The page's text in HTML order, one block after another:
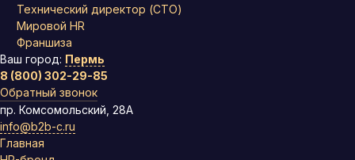
Технический директор (CTO)
Мировой HR
Франшиза
Ваш город: Пермь
8 (800) 302-29-85
Обратный звонок
пр. Комсомольский, 28А
info@b2b-c.ru
Главная